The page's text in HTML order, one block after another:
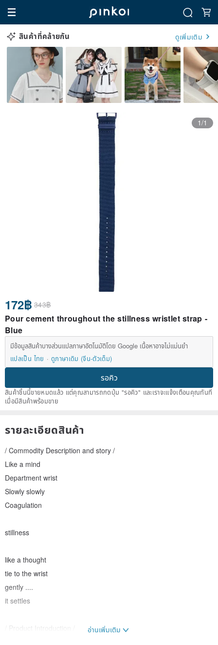
สินค้าที่คล้ายกัน ดูเพิ่มเติม
1/1
172฿ 343฿
Pour cement throughout the stillness wristlet strap -
Blue
มีข้อมูลสินค้าบางส่วนแปลภาษาอัตโนมัติโดย Google เนื้อหาอาจไม่แม่นยำ
แปลเป็น ไทย
ดูภาษาเดิม (จีน-ตัวเต็ม)
รอคิว
สินค้าชิ้นนี้ขายหมดแล้ว แต่คุณสามารถกดปุ่ม "รอคิว" และเราจะแจ้งเตือนคุณทันที
เมื่อมีสินค้าพร้อมขาย
รายละเอียดสินค้า
/ Commodity Description and story /
Like a mind
Department wrist
Slowly slowly
Coagulation
stillness
like a thought
tie to the wrist
gently ....
it settles
/ Product Introduction /
อ่านเพิ่มเติม